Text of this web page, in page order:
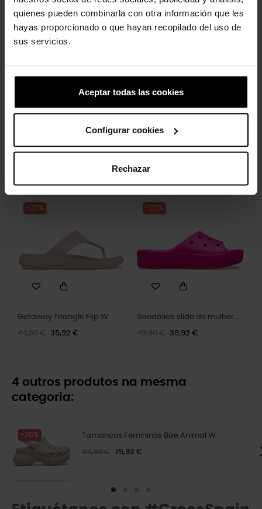
quienes pueden combinarla con otra información que les
hayas proporcionado o que hayan recopilado del uso de
sus servicios.
Aceptar todas las cookies
Configurar cookies
Rechazar
produto também compraram:
-20%
Brooklyn W
-20%
Getaway...
44,90 €
-20%
Getaway Triangle Flip W
44,90 € 35,92 €
-20%
Sandálias slide de mulher...
49,90 € 39,92 €
4 outros produtos na mesma
categoria:
-20% Tamancos Femininos Bae Animal W
94,90 € 75,92 €